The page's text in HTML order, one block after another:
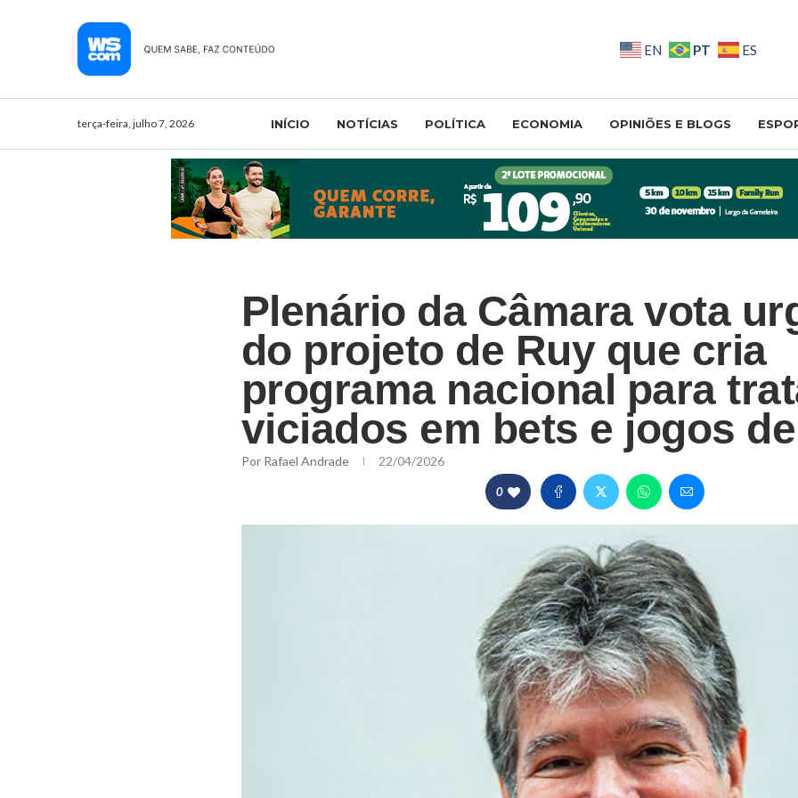
EN PT ES
terça-feira, julho 7, 2026 INÍCIO NOTÍCIAS POLÍTICA ECONOMIA OPINIÕES E BLOGS
Plenário da Câmara vota
do projeto de Ruy que cria
programa nacional para
viciados em bets e jogos
Por Rafael Andrade 22/04/2026
0